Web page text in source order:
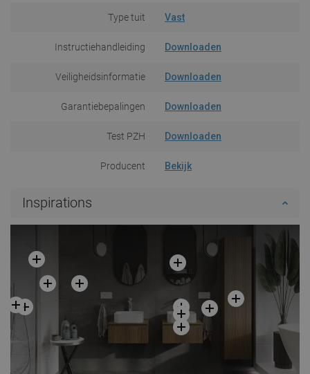
Type tuit Vast
Instructiehandleiding Downloaden
Veiligheidsinformatie Downloaden
Garantiebepalingen Downloaden
Test PZH Downloaden
Producent Bekijk
Inspirations